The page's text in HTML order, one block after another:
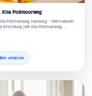
Kita Poßmoorweg
Poßmoorweg, Hamburg - Informationen
Einrichtung (AfK Kita Poßmoorweg) …
erfahren